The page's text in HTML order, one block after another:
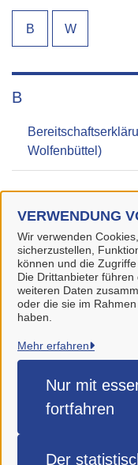
VERWENDUNG
Wir verwenden
sicherzustellen,
können und die
Die Drittanbieter
weiteren Daten
oder die sie im
haben.
Mehr erfahren
Nur mit
fortfahren
Der
B W
B
Wolfenbüttel)
Wahlergebnisse
Stadt
Alle Rechte
Impressum